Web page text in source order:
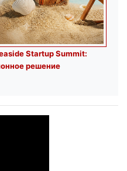
Startup Summit:
решение